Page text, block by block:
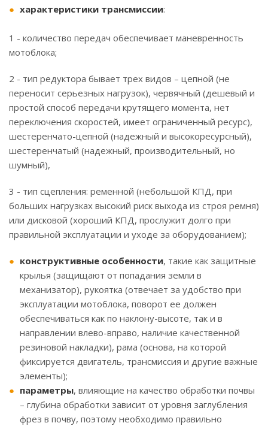
характеристики трансмиссии:
1 - количество передач обеспечивает маневренность
мотоблока;
2 - тип редуктора бывает трех видов – цепной (не
переносит серьезных нагрузок), червячный (дешевый и
простой способ передачи крутящего момента, нет
переключения скоростей, имеет ограниченный ресурс),
шестеренчато-цепной (надежный и высокоресурсный),
шестеренчатый (надежный, производительный, но
шумный),
3 - тип сцепления: ременной (небольшой КПД, при
больших нагрузках высокий риск выхода из строя ремня)
или дисковой (хороший КПД, прослужит долго при
правильной эксплуатации и уходе за оборудованием);
конструктивные особенности, такие как защитные
крылья (защищают от попадания земли в
механизатор), рукоятка (отвечает за удобство при
эксплуатации мотоблока, поворот ее должен
обеспечиваться как по наклону-высоте, так и в
направлении влево-вправо, наличие качественной
резиновой накладки), рама (основа, на которой
фиксируется двигатель, трансмиссия и другие важные
элементы);
параметры, влияющие на качество обработки почвы
– глубина обработки зависит от уровня заглубления
фрез в почву, поэтому необходимо правильно